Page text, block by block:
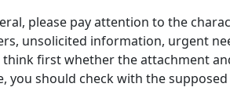
please pay attention to the
unsolicited information, urgent
think first whether the attachment
you should check with the supposed